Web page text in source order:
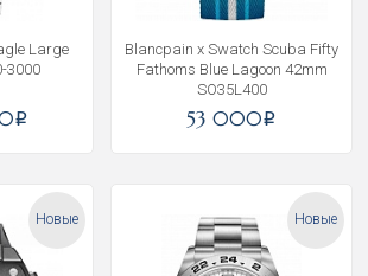
Large
3000
i
Blancpain x Swatch Scuba Fifty
Fathoms Blue Lagoon 42mm
SO35L400
53 000i
Новые Новые